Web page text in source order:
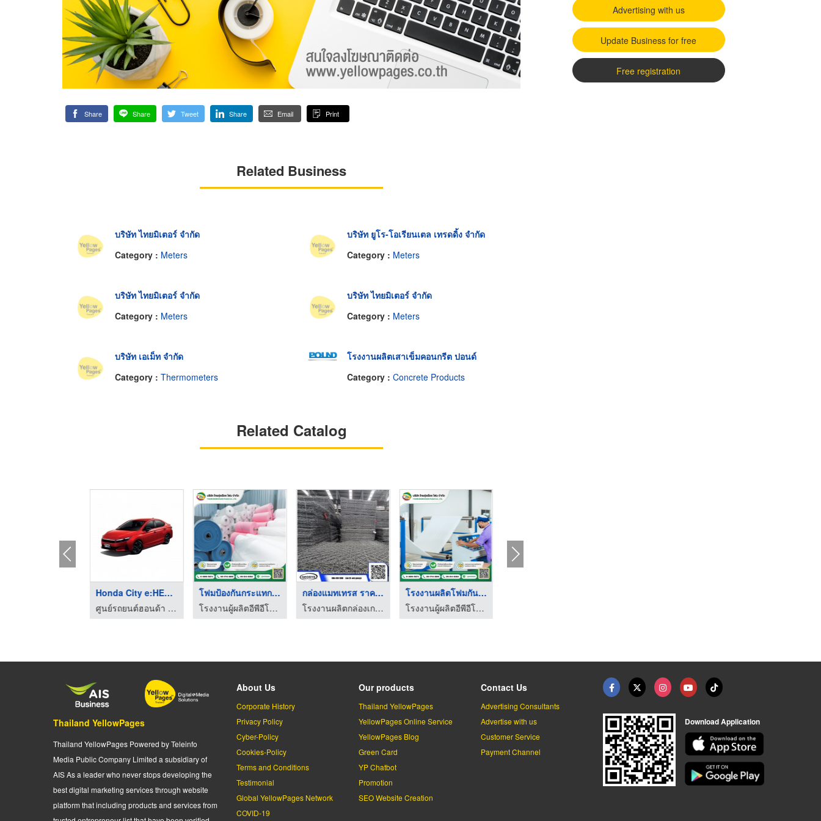
Share Share Tweet Share Email Print
Related Business
บริษัท ไทยมิเตอร์ จำกัด
Category : Meters
บริษัท ยูโร-โอเรียนเตล เทรดดิ้ง จำกัด
Category : Meters
บริษัท ไทยมิเตอร์ จำกัด
Category : Meters
บริษัท ไทยมิเตอร์ จำกัด
Category : Meters
บริษัท เอเม็ท จำกัด
Category : Thermometers
โรงงานผลิตเสาเข็มคอนกรีต ปอนด์
Category : Concrete Products
Related Catalog
Honda City e:HEV โปร ...
ศูนย์รถยนต์ฮอนด้า - Honda First
โฟมป้องกันกระแทก อีพ ...
โรงงานผู้ผลิตอีพีอีโฟม ชลบุรี - ไทยรุ่งเรือง โฟม
กล่องแมทเทรส ราคาส่ ...
โรงงานผลิตกล่องเกเบี้ยนและแมทเทรส
โรงงานผลิตโฟมกันกระแ ...
โรงงานผู้ผลิตอีพีอีโฟม ชลบุรี - ไทยรุ่งเรือง โฟม
Advertising with us
Update Business for free
Free registration
Thailand YellowPages
Thailand YellowPages Powered by Teleinfo
Media Public Company Limited a subsidiary of
AIS As a leader who never stops developing the
best digital marketing services through website
platform that including products and services from
About Us
Corporate History
Privacy Policy
Cyber-Policy
Cookies-Policy
Terms and Conditions
Testimonial
Global YellowPages Network
COVID-19
Our products
Thailand YellowPages
YellowPages Online Service
YellowPages Blog
Green Card
YP Chatbot
Promotion
SEO Website Creation
Contact Us
Advertising Consultants
Advertise with us
Customer Service
Payment Channel
Download Application